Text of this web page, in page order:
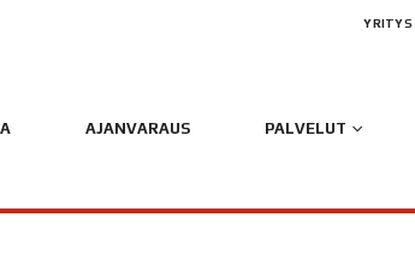
YRITYS
AJANVARAUS PALVELUT